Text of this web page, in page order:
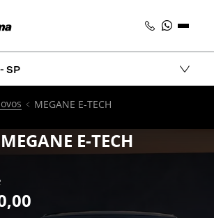
SP
MEGANE E-TECH
MEGANE E-TECH